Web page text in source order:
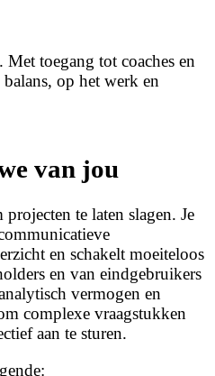
toegang tot coaches en
op het werk en
van jou
te laten slagen. Je
en schakelt moeiteloos
en van eindgebruikers
vermogen en
complexe vraagstukken
aan te sturen.